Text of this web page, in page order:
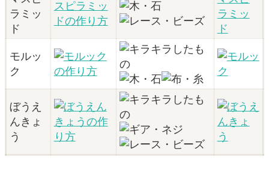
ラミッ
ド
モルッ
ク
ぼうえ
んきょ
う